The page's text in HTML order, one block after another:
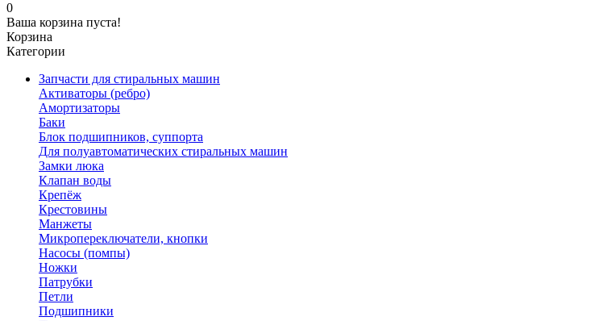
0
Ваша корзина пуста!
Корзина
Категории
Запчасти для стиральных машин
Активаторы (ребро)
Амортизаторы
Баки
Блок подшипников, суппорта
Для полуавтоматических стиральных машин
Замки люка
Клапан воды
Крепёж
Крестовины
Манжеты
Микропереключатели, кнопки
Насосы (помпы)
Ножки
Патрубки
Петли
Подшипники